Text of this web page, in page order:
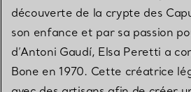
découverte de la crypte des
son enfance et par sa passion
d’Antoni Gaudí, Elsa Peretti a
Bone en 1970. Cette créatrice